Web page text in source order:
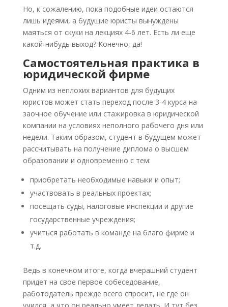
Но, к сожалению, пока подобные идеи остаются
лишь идеями, а будущие юристы вынуждены
маяться от скуки на лекциях 4-6 лет. Есть ли еще
какой-нибудь выход? Конечно, да!
Самостоятельная практика в
юридической фирме
Одним из неплохих вариантов для будущих
юристов может стать переход после 3-4 курса на
заочное обучение или стажировка в юридической
компании на условиях неполного рабочего дня или
недели. Таким образом, студент в будущем может
рассчитывать на получение диплома о высшем
образовании и одновременно с тем:
приобретать необходимые навыки и опыт;
участвовать в реальных проектах;
посещать суды, налоговые инспекции и другие
государственные учреждения;
учиться работать в команде на благо фирме и
т.д.
Ведь в конечном итоге, когда вчерашний студент
придет на свое первое собеседование,
работодатель прежде всего спросит, не где он